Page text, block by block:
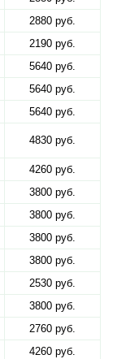
2880 руб.
2190 руб.
5640 руб.
5640 руб.
5640 руб.
4830 руб.
4260 руб.
3800 руб.
3800 руб.
3800 руб.
3800 руб.
2530 руб.
3800 руб.
2760 руб.
4260 руб.